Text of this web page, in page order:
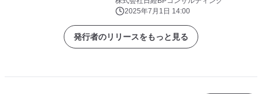
2025年7月1日 14:00
発行者のリリースをもっと見る